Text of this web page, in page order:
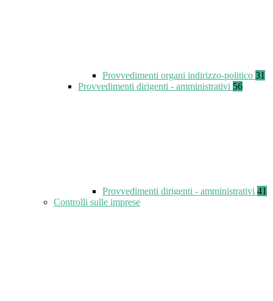
Provvedimenti organi indirizzo-politico 31
Provvedimenti dirigenti - amministrativi 56
Provvedimenti dirigenti - amministrativi 41
Controlli sulle imprese